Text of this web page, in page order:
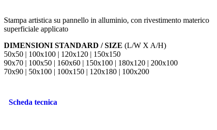
Stampa artistica su pannello in alluminio, con rivestimento materico
superficiale applicato
DIMENSIONI STANDARD / SIZE (L/W X A/H)
50x50 | 100x100 | 120x120 | 150x150
90x70 | 100x50 | 160x60 | 150x100 | 180x120 | 200x100
70x90 | 50x100 | 100x150 | 120x180 | 100x200
Scheda tecnica